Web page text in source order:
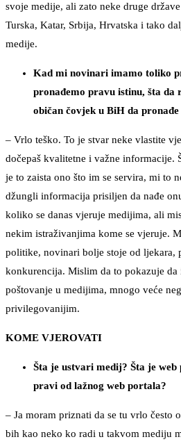
svoje medije, ali zato neke druge
Turska, Katar, Srbija, Hrvatska i tako
medije.
Kad mi novinari imamo toliko
pronađemo pravu istinu, šta da
običan čovjek u BiH da
– Vrlo teško. To je stvar neke vlastite
dočepaš kvalitetne i važne informacije.
je to zaista ono što im se servira, mi to
džungli informacija prisiljen da nađe
koliko se danas vjeruje medijima, ali
nekim istraživanjima kome se vjeruje.
politike, novinari bolje stoje od ljekara,
konkurencija. Mislim da to pokazuje
poštovanje u medijima, mnogo veće
privilegovanijim.
KOME VJEROVATI
Šta je ustvari medij? Šta je
pravi od lažnog web portala?
– Ja moram priznati da se tu vrlo često
bih kao neko ko radi u takvom mediju